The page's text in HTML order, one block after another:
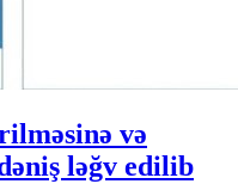
və
ləğv edilib